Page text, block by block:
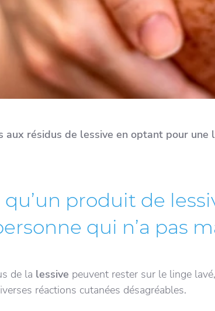
résidus de lessive en optant pour une
produit de
qui n’a pas
de la lessive peuvent rester sur le linge
réactions cutanées désagréables.